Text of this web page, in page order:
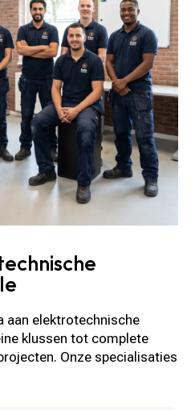
aan elektrotechnische
klussen tot complete
Onze specialisaties